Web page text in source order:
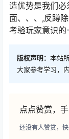
造优势是我们
面、、、,反蹲
考验玩家意识的
版权声明： 本站
大家参考学习，
点点赞赏，
还没有人赞赏，